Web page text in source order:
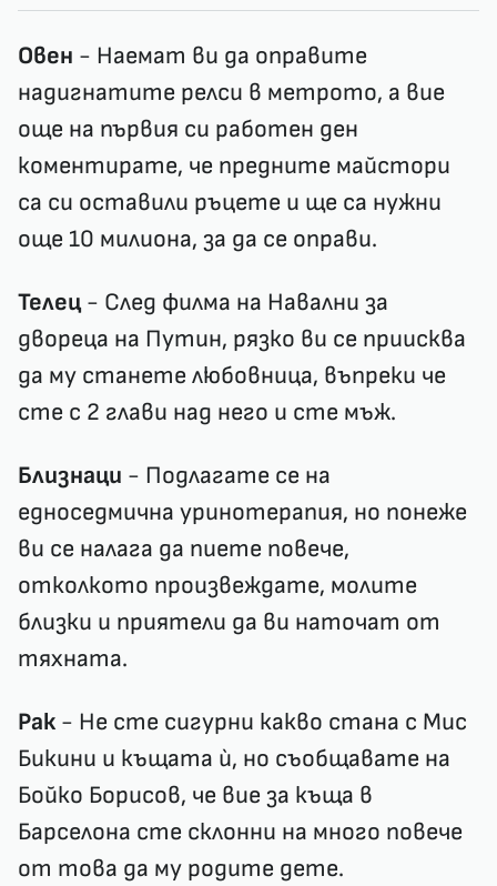
Овен - Наемат ви да оправите
надигнатите релси в метрото, а вие
още на първия си работен ден
коментирате, че предните майстори
са си оставили ръцете и ще са нужни
още 10 милиона, за да се оправи.
Телец- След филма на Навални за
двореца на Путин, рязко ви се приисква
да му станете любовница, въпреки че
сте с 2 глави над него и сте мъж.
Близнаци - Подлагате се на
едноседмична уринотерапия, но понеже
ви се налага да пиете повече,
отколкото произвеждате, молите
близки и приятели да ви наточат от
тяхната.
Рак - Не сте сигурни какво стана с Мис
Бикини и къщата ѝ, но съобщавате на
Бойко Борисов, че вие за къща в
Барселона сте склонни на много повече
от това да му родите дете.